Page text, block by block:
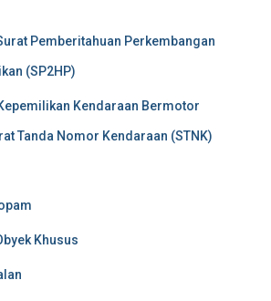
Pemberitahuan Perkembangan
(SP2HP)
Kendaraan Bermotor
Tanda Nomor Kendaraan (STNK)
Khusus